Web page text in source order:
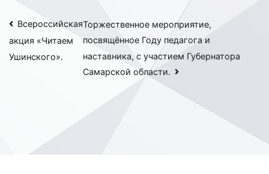
Навигация
по
записям
Всероссийская
акция «Читаем
Ушинского».
Торжественное мероприятие,
посвящённое Году педагога и
наставника, с участием Губернатора
Самарской области.